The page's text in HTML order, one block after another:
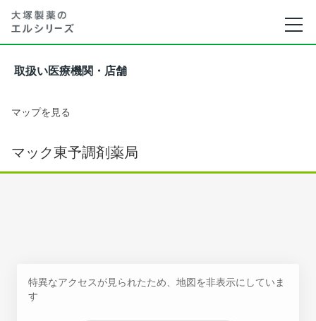
取扱い医療機関・店舗
マップを見る
マック東予調剤薬局
特異なアクセスが見られたため、地図を非表示にしていま
す